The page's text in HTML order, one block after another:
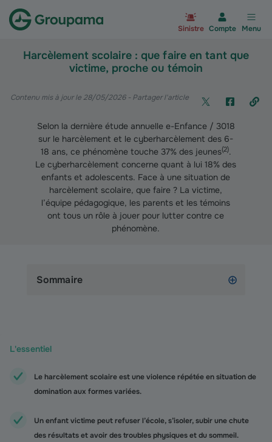
Sinistre Compte Menu
Harcèlement scolaire : que faire en tant que
victime, proche ou témoin
Contenu mis à jour le 28/05/2026- Partager l'article
Selon la dernière étude annuelle e-Enfance / 3018
sur le harcèlement et le cyberharcèlement des 6-
18 ans, ce phénomène touche 37% des jeunes(2).
Le cyberharcèlement concerne quant à lui 18% des
enfants et adolescents. Face à une situation de
harcèlement scolaire, que faire ? La victime,
l’équipe pédagogique, les parents et les témoins
ont tous un rôle à jouer pour lutter contre ce
phénomène.
Sommaire
L'essentiel
Le harcèlement scolaire est une violence répétée en situation de
domination aux formes variées.
Un enfant victime peut refuser l’école, s’isoler, subir une chute
des résultats et avoir des troubles physiques et du sommeil.